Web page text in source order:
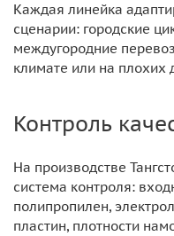
Каждая линейка
сценарии: городские
междугородние
климате или на плохих
Контроль
На производстве
система контроля:
полипропилен,
пластин, плотности